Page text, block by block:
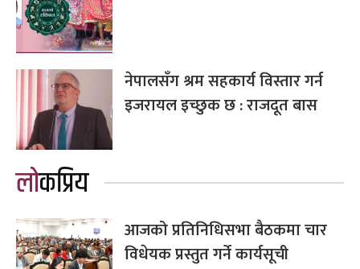
नेपालसँग श्रम सहकार्य विस्तार गर्न
इजरायल इच्छुक छ : राजदूत बास
लोकप्रिय
आजको प्रतिनिधिसभा बैठकमा चार
विधेयक प्रस्तुत गर्ने कार्यसूची